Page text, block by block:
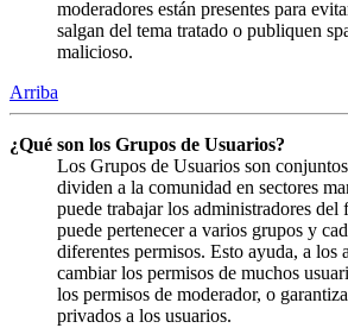
moderadores están presentes para
salgan del tema tratado o publiquen
malicioso.
Arriba
¿Qué son los Grupos de Usuarios?
Los Grupos de Usuarios son
dividen a la comunidad en sectores
puede trabajar los administradores del
puede pertenecer a varios grupos y
diferentes permisos. Esto ayuda, a los
cambiar los permisos de muchos
los permisos de moderador, o
privados a los usuarios.